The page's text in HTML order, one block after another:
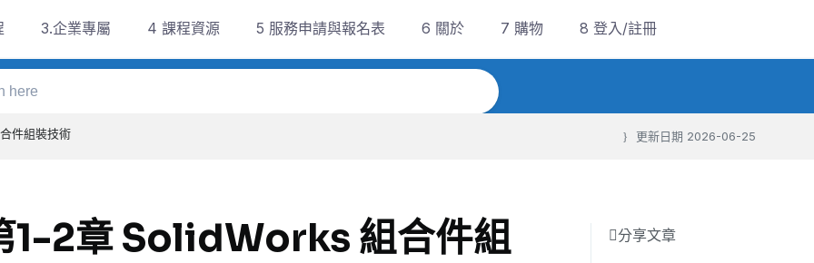
3.企業專屬 4 課程資源 5 服務申請與報名表 6 關於 7 購物 8 登入/註冊
件組裝技術 更新日期 2026-06-25
1-2章 SolidWorks 組合件組
分享文章